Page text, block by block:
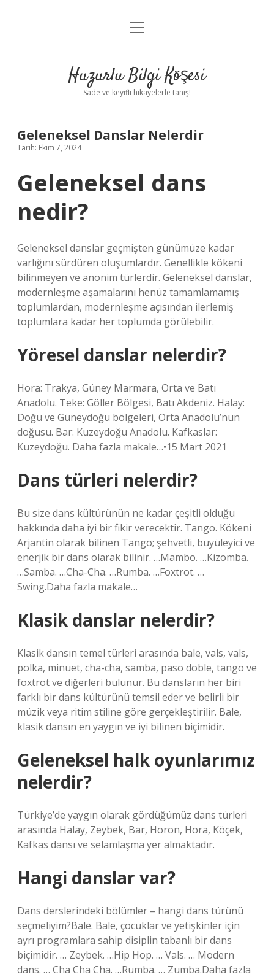
Anasayfa
Yasal Uyarı
menüyü
Huzurlu Bilgi Köşesi
Sade ve keyifli hikayelerle tanış!
Geleneksel Danslar Nelerdir
Tarih: Ekim 7, 2024
Geleneksel dans
nedir?
Geleneksel danslar geçmişten günümüze kadar
varlığını sürdüren oluşumlardır. Genellikle kökeni
bilinmeyen ve anonim türlerdir. Geleneksel danslar,
modernleşme aşamalarını henüz tamamlamamış
toplumlardan, modernleşme açısından ilerlemiş
toplumlara kadar her toplumda görülebilir.
Yöresel danslar nelerdir?
Hora: Trakya, Güney Marmara, Orta ve Batı
Anadolu. Teke: Göller Bölgesi, Batı Akdeniz. Halay:
Doğu ve Güneydoğu bölgeleri, Orta Anadolu’nun
doğusu. Bar: Kuzeydoğu Anadolu. Kafkaslar:
Kuzeydoğu. Daha fazla makale…•15 Mart 2021
Dans türleri nelerdir?
Bu size dans kültürünün ne kadar çeşitli olduğu
hakkında daha iyi bir fikir verecektir. Tango. Kökeni
Arjantin olarak bilinen Tango; şehvetli, büyüleyici ve
enerjik bir dans olarak bilinir. …Mambo. …Kizomba.
…Samba. …Cha-Cha. …Rumba. …Foxtrot. …
Swing.Daha fazla makale…
Klasik danslar nelerdir?
Klasik dansın temel türleri arasında bale, vals, vals,
polka, minuet, cha-cha, samba, paso doble, tango ve
foxtrot ve diğerleri bulunur. Bu dansların her biri
farklı bir dans kültürünü temsil eder ve belirli bir
müzik veya ritim stiline göre gerçekleştirilir. Bale,
klasik dansın en yaygın ve iyi bilinen biçimidir.
Geleneksel halk oyunlarımız
nelerdir?
Türkiye’de yaygın olarak gördüğümüz dans türleri
arasında Halay, Zeybek, Bar, Horon, Hora, Köçek,
Kafkas dansı ve selamlaşma yer almaktadır.
Hangi danslar var?
Dans derslerindeki bölümler – hangi dans türünü
seçmeliyim?Bale. Bale, çocuklar ve yetişkinler için
ayrı programlara sahip disiplin tabanlı bir dans
biçimidir. … Zeybek. …Hip Hop. … Vals. … Modern
dans. … Cha Cha Cha. …Rumba. … Zumba.Daha fazla